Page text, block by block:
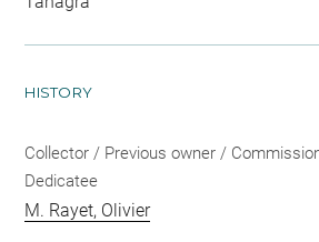
HISTORY
Collector / Previous owner /
Dedicatee
M. Rayet, Olivier